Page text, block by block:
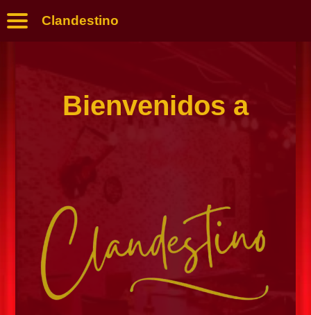
Clandestino
Bienvenidos a